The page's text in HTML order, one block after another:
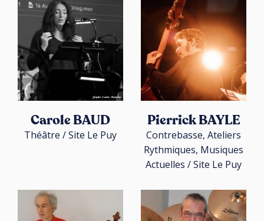
Carole BAUD
Théâtre / Site Le Puy
Pierrick BAYLE
Contrebasse, Ateliers
Rythmiques, Musiques
Actuelles / Site Le Puy